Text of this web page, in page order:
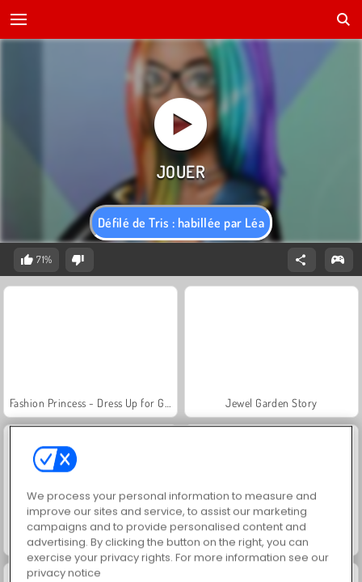
Défilé de Tris : habillée par Léa
71%
Jewel Garden Story
Masha and the Bear: Meadows Scala 40
We process your personal information to measure and
improve our sites and service, to assist our marketing
campaigns and to provide personalised content and
advertising. By clicking the button on the right, you can
exercise your privacy rights. For more information see our
privacy notice